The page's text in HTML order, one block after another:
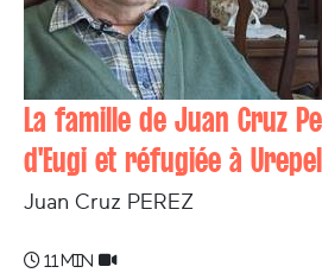
La famille de Juan Cruz
d'Eugi et réfugiée à Urepel
Juan Cruz PEREZ
11 min